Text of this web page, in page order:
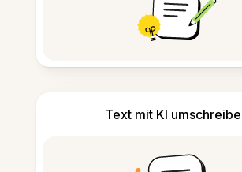
Text mit KI